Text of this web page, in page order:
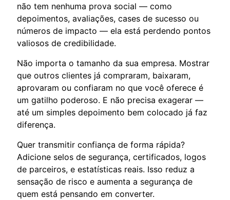
não tem nenhuma prova social — como
depoimentos, avaliações, cases de sucesso ou
números de impacto — ela está perdendo pontos
valiosos de credibilidade.
Não importa o tamanho da sua empresa. Mostrar
que outros clientes já compraram, baixaram,
aprovaram ou confiaram no que você oferece é
um gatilho poderoso. E não precisa exagerar —
até um simples depoimento bem colocado já faz
diferença.
Quer transmitir confiança de forma rápida?
Adicione selos de segurança, certificados, logos
de parceiros, e estatísticas reais. Isso reduz a
sensação de risco e aumenta a segurança de
quem está pensando em converter.